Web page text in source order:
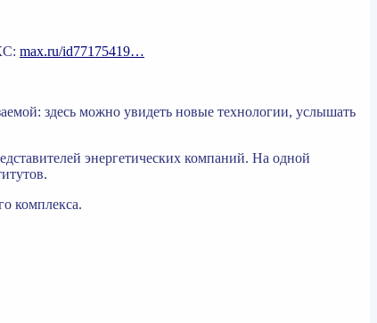
max.ru/id77175419…
здесь можно увидеть новые технологии, услышать
энергетических компаний. На одной
комплекса.